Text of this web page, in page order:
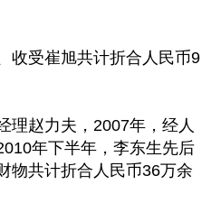
收受崔旭共计折合人民币9
理赵力夫，2007年，经人
年下半年，李东生先后
物共计折合人民币36万余